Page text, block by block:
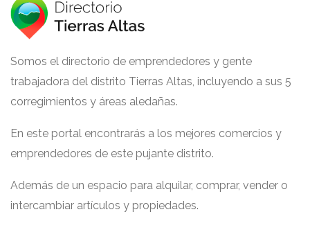
Somos el directorio de emprendedores y gente
trabajadora del distrito Tierras Altas, incluyendo a sus 5
corregimientos y áreas aledañas.
En este portal encontrarás a los mejores comercios y
emprendedores de este pujante distrito.
Además de un espacio para alquilar, comprar, vender o
intercambiar artículos y propiedades.